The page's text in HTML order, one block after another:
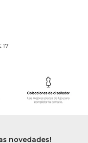
17
novedades!